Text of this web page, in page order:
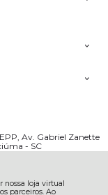
nossa loja virtual
parceiros. Ao
Av. Gabriel Zanette
- SC